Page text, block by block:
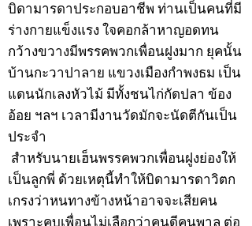
บิดามารดาประกอบอาชีพ ท่านเป็นคนที่มี
ร่างกายแข็งแรง ใจคอกล้าหาญอดทน
กว้างขวางมีพรรคพวกเพื่อนฝูงมาก ยุคนั้น
บ้านกะวาปาลาย แขวงเมืองกำพงธม เป็น
แดนนักเลงหัวไม้ มีทั้งชนไก่กัดปลา ข้อง
อ้อย ฯลฯ เวลามีงานวัดมักจะนัดตีกันเป็น
ประจำ
สำหรับนายเฮ็นพรรคพวกเพื่อนฝูงย่องให้
เป็นลูกพี่ ด้วยเหตุนี้ทำให้บิดามารดาวิตก
เกรงว่าหนทางข้างหน้าอาจจะเสียคน
เพราะคบเพื่อนไม่เลือกว่าคนดีคนพาล ต่อ